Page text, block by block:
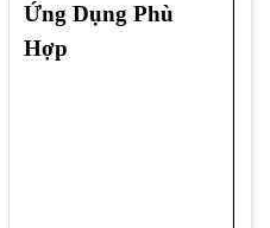
Ứng Dụng Phù
Hợp